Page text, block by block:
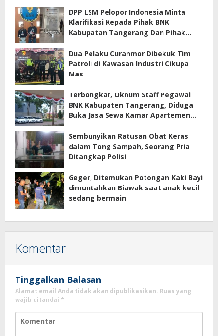
DPP LSM Pelopor Indonesia Minta
Klarifikasi Kepada Pihak BNK
Kabupatan Tangerang Dan Pihak
Terkait Sewa Kamar Per Jam
Dua Pelaku Curanmor Dibekuk Tim
Patroli di Kawasan Industri Cikupa
Mas
Terbongkar, Oknum Staff Pegawai
BNK Kabupaten Tangerang, Diduga
Buka Jasa Sewa Kamar Apartemen
Sembunyikan Ratusan Obat Keras
dalam Tong Sampah, Seorang Pria
Ditangkap Polisi
Geger, Ditemukan Potongan Kaki Bayi
dimuntahkan Biawak saat anak kecil
sedang bermain
Komentar
Tinggalkan Balasan
Alamat email Anda tidak akan dipublikasikan. Ruas yang
wajib ditandai *